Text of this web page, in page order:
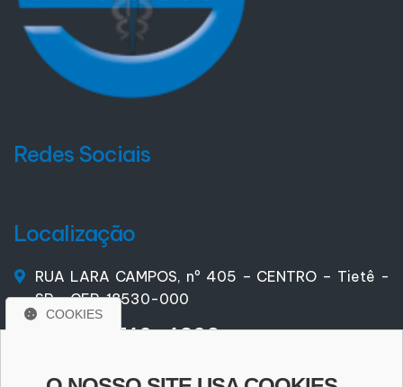
Redes Sociais
Localização
RUA LARA CAMPOS, nº 405 – CENTRO – Tietê -
SP – CEP. 18530-000
(15) 9 9740-4309
(15) 9 9740-4309
COOKIES